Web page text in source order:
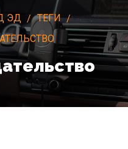
ЭД
ТЕГИ